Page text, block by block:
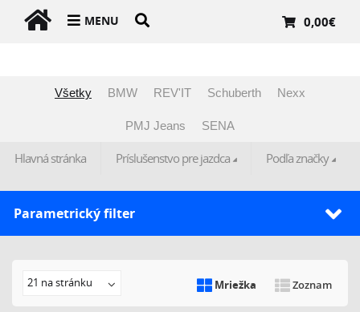
MENU 0,00€
Všetky BMW REV'IT Schuberth Nexx
PMJ Jeans SENA
Hlavná stránka Príslušenstvo pre jazdca Podľa značky
Parametrický filter
21 na stránku Mriežka Zoznam